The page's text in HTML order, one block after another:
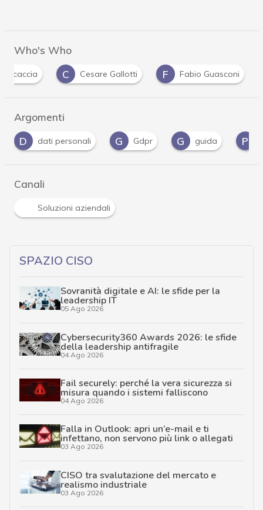
Who's Who
caccia C Cesare Gallotti F Fabio Guasconi
Argomenti
personali G Gdpr G guida P Privacy
Canali
Soluzioni aziendali
SPAZIO CISO
Sovranità digitale e AI: le sfide per la
leadership IT
05 Ago 2026
Cybersecurity360 Awards 2026: le sfide
della leadership antifragile
04 Ago 2026
Fail securely: perché la vera sicurezza si
misura quando i sistemi falliscono
04 Ago 2026
Falla in Outlook: apri un’e-mail e ti
infettano, non servono più link o allegati
03 Ago 2026
CISO tra svalutazione del mercato e
realismo industriale
03 Ago 2026